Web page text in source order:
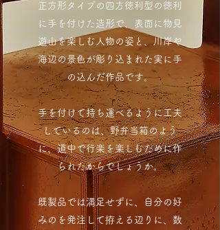
正方形タイプの四方徳利型の徳利
に手を付けた造形で、表面に物見
遊山を楽しむ人物の姿と、川岸や
海辺の景色が彫り込まれた実に手
の込んだ作品です。
手を付けて持ち運べるように工夫
しているのは、野弁当箱のよう
に、道中で行楽を楽しむために作
られたからでしょうか。​
既製品では満足せずに、自分の好
みのを発注して拵える辺りに、数